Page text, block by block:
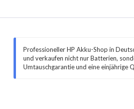
Professioneller HP Akku-Shop in
und verkaufen nicht nur Batterien,
Umtauschgarantie und eine einjährige